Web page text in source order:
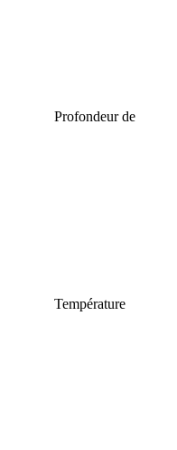
Profondeur de
Température